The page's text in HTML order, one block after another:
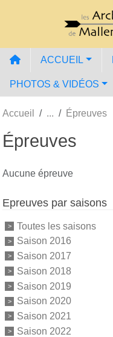
ACCUEIL
PHOTOS & VIDÉOS
Accueil Épreuves
Épreuves
Aucune épreuve
Epreuves par saisons
Toutes les saisons
Saison 2016
Saison 2017
Saison 2018
Saison 2019
Saison 2020
Saison 2021
Saison 2022